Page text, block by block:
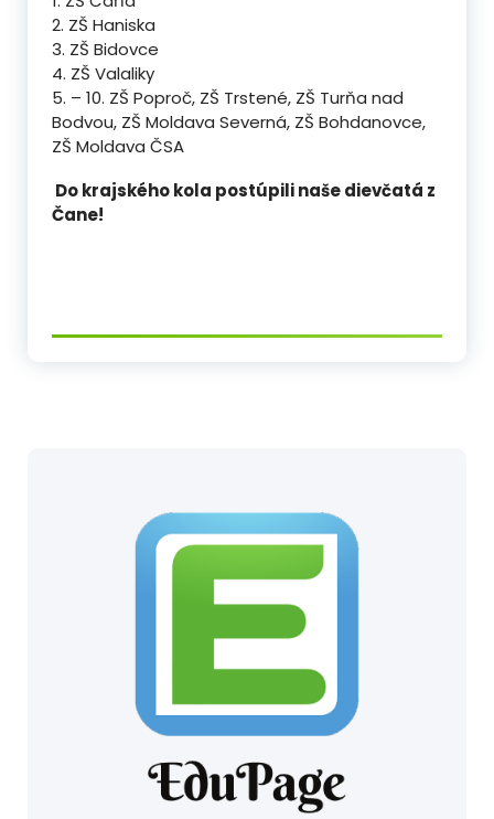
2. ZŠ Haniska
3. ZŠ Bidovce
4. ZŠ Valaliky
5. – 10. ZŠ Poproč, ZŠ Trstené, ZŠ Turňa nad
Bodvou, ZŠ Moldava Severná, ZŠ Bohdanovce,
ZŠ Moldava ČSA
Do krajského kola postúpili naše dievčatá z
Čane!